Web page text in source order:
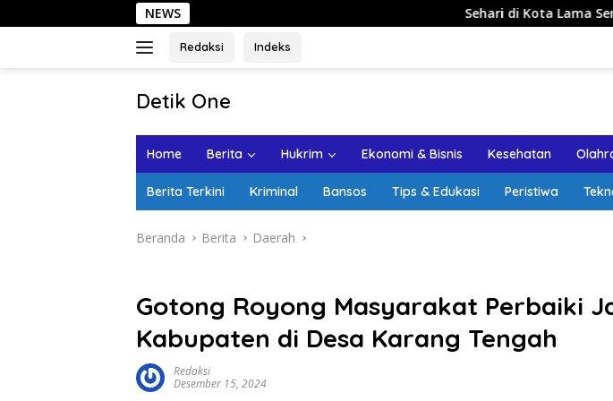
ke
NEWS Sehari di Kota Lama Semarang: Jalan
Redaksi Indeks
Detik One
Ungkap
Home Berita Hukrim Ekonomi & Bisnis Kesehatan
Berita Terkini Kriminal Bansos Tips & Edukasi Peristiwa
Beranda Berita Daerah
Gotong Royong Masyarakat Perbaiki
Kabupaten di Desa Karang Tengah
Redaksi
Desember 15, 2024